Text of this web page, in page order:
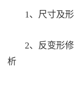
1、尺寸及形
2、反变形修
析